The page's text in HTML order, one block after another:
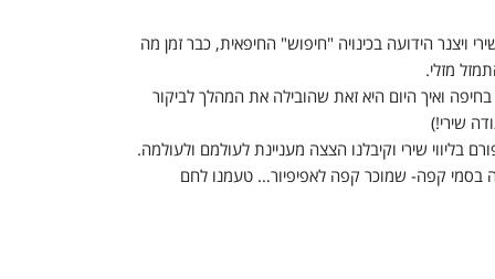
ויצנר הידועה בכינויה "חיפוש" החיפאית, כבר זמן מה
מזלי.
ואיך היום היא זאת שהובילה את המהלך לביקור
שירי!)
בליווי שירי וקיבלנו הצצה מעניינת לעולמם ולעולמה.
בסמי קפה- שמוכר קפה לאפיפיור… טעמנו לחם